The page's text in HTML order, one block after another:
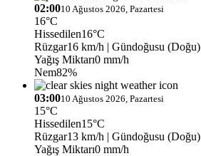
02:0010 Ağustos 2026, Pazartesi
16°C
Hissedilen16°C
Rüzgar16 km/h | Gündoğusu (Doğu)
Yağış Miktarı0 mm/h
Nem82%
03:0010 Ağustos 2026, Pazartesi
15°C
Hissedilen15°C
Rüzgar13 km/h | Gündoğusu (Doğu)
Yağış Miktarı0 mm/h